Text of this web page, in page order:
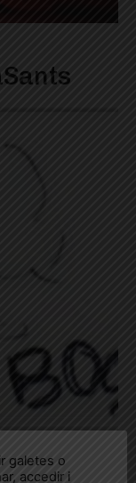
galetes o
accedir i